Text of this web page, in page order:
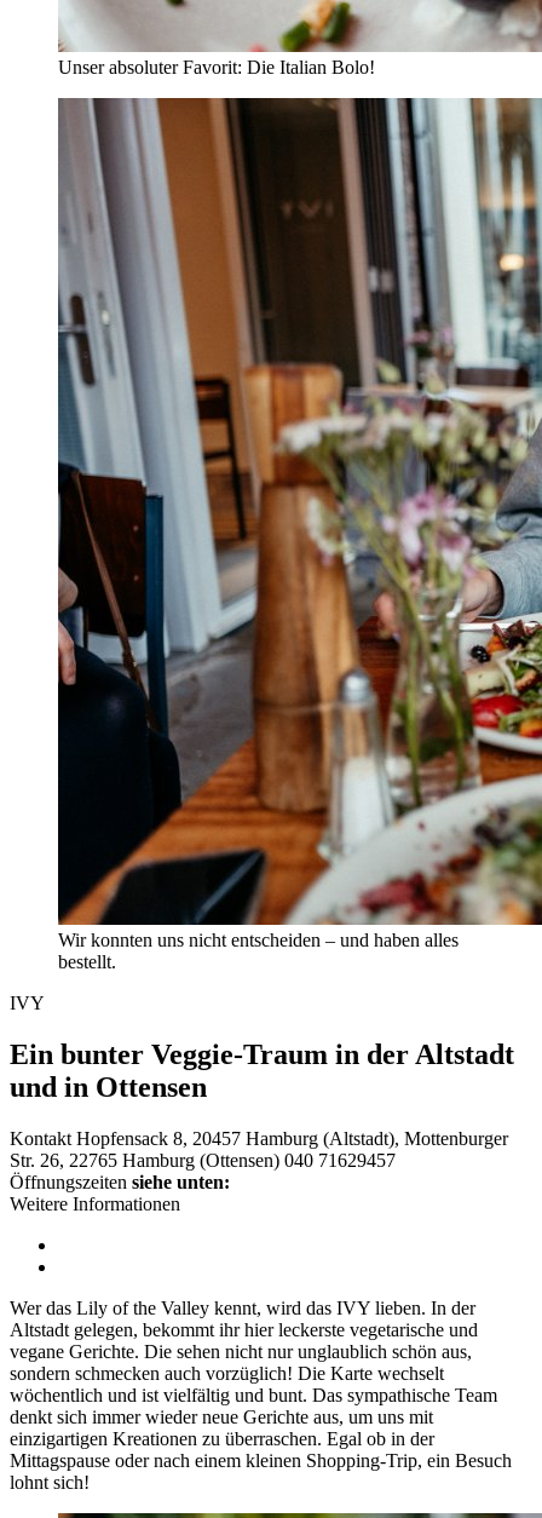
Unser absoluter Favorit: Die Italian Bolo!
Wir konnten uns nicht entscheiden – und haben alles
bestellt.
IVY
Ein bunter Veggie-Traum in der Altstadt
und in Ottensen
Kontakt Hopfensack 8, 20457 Hamburg (Altstadt), Mottenburger
Str. 26, 22765 Hamburg (Ottensen) 040 71629457
Öffnungszeiten siehe unten:
Weitere Informationen
Wer das Lily of the Valley kennt, wird das IVY lieben. In der
Altstadt gelegen, bekommt ihr hier leckerste vegetarische und
vegane Gerichte. Die sehen nicht nur unglaublich schön aus,
sondern schmecken auch vorzüglich! Die Karte wechselt
wöchentlich und ist vielfältig und bunt. Das sympathische Team
denkt sich immer wieder neue Gerichte aus, um uns mit
einzigartigen Kreationen zu überraschen. Egal ob in der
Mittagspause oder nach einem kleinen Shopping-Trip, ein Besuch
lohnt sich!